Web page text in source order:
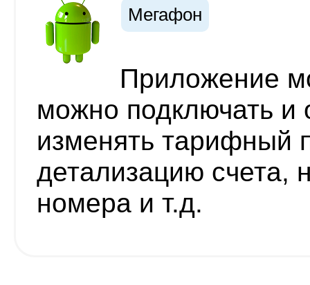
Мегафон
Приложение
можно подключать и
изменять тарифный
детализацию счета,
номера и т.д.